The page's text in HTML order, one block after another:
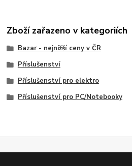
Zboží zařazeno v kategoriích
Bazar - nejnižší ceny v ČR
Příslušenství
Příslušenství pro elektro
Příslušenství pro PC/Notebooky